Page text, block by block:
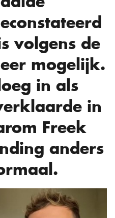
volgens de
mogelijk.
in als
in
Freek
anders